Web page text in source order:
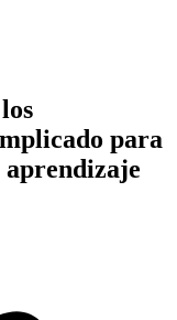
para
aprendizaje